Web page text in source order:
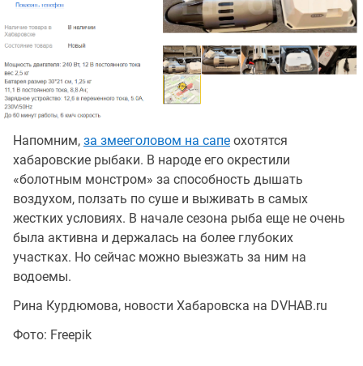
Напомним, за змееголовом на сапе охотятся
хабаровские рыбаки. В народе его окрестили
«болотным монстром» за способность дышать
воздухом, ползать по суше и выживать в самых
жестких условиях. В начале сезона рыба еще не очень
была активна и держалась на более глубоких
участках. Но сейчас можно выезжать за ним на
водоемы.
Рина Курдюмова, новости Хабаровска на DVHAB.ru
Фото: Freepik